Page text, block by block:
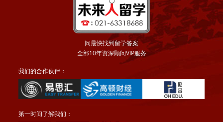
问最快找到留学答案
全部10年资深顾问VIP服务
我们的合作伙伴：
第一时间了解我们：